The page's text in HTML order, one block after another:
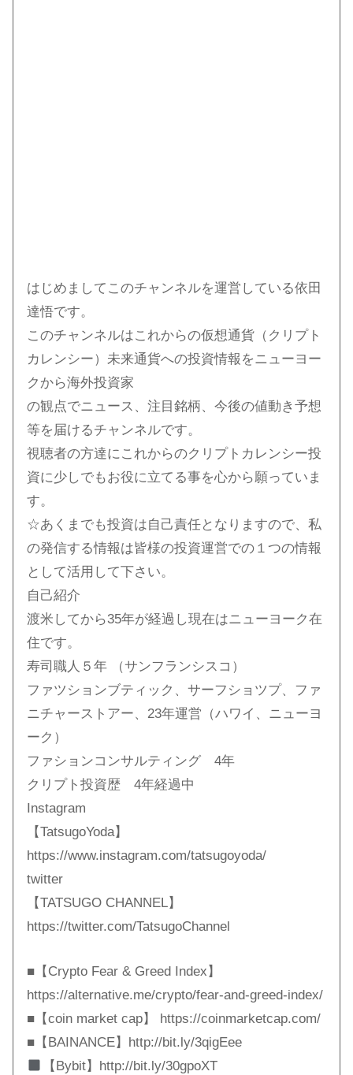
はじめましてこのチャンネルを運営している依田
達悟です。
このチャンネルはこれからの仮想通貨（クリプト
カレンシー）未来通貨への投資情報をニューヨー
クから海外投資家
の観点でニュース、注目銘柄、今後の値動き予想
等を届けるチャンネルです。
視聴者の方達にこれからのクリプトカレンシー投
資に少しでもお役に立てる事を心から願っていま
す。
☆あくまでも投資は自己責任となりますので、私
の発信する情報は皆様の投資運営での１つの情報
として活用して下さい。
自己紹介
渡米してから35年が経過し現在はニューヨーク在
住です。
寿司職人５年 （サンフランシスコ）
ファツションブティック、サーフショツプ、ファ
ニチャーストアー、23年運営（ハワイ、ニューヨ
ーク）
ファションコンサルティング 4年
クリプト投資歴 4年経過中
Instagram
【TatsugoYoda】
https://www.instagram.com/tatsugoyoda/
twitter
【TATSUGO CHANNEL】
https://twitter.com/TatsugoChannel
■【Crypto Fear & Greed Index】
https://alternative.me/crypto/fear-and-greed-index/
■【coin market cap】 https://coinmarketcap.com/
■【BAINANCE】http://bit.ly/3qigEee
【Bybit】http://bit.ly/30gpoXT